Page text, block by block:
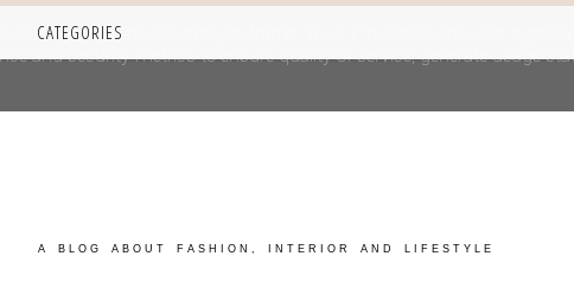
CATEGORIES
A BLOG ABOUT FASHION, INTERIOR AND LIFESTYLE
its services and to analyze traffic. Your IP address and user-agent are
and security metrics to ensure quality of service, generate usage